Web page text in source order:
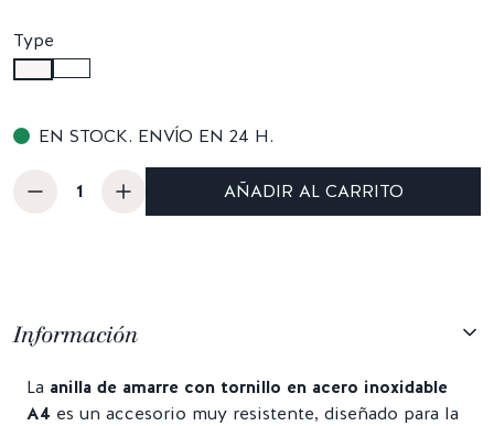
Type
EN STOCK. ENVÍO EN 24 H.
AÑADIR AL CARRITO
Información
La anilla de amarre con tornillo en acero inoxidable
A4 es un accesorio muy resistente, diseñado para la